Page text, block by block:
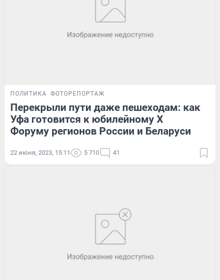
ПОЛИТИКА ФОТОРЕПОРТАЖ
Перекрыли пути даже пешеходам: как
Уфа готовится к юбилейному X
Форуму регионов России и Беларуси
22 июня, 2023, 15:11 5 710 41